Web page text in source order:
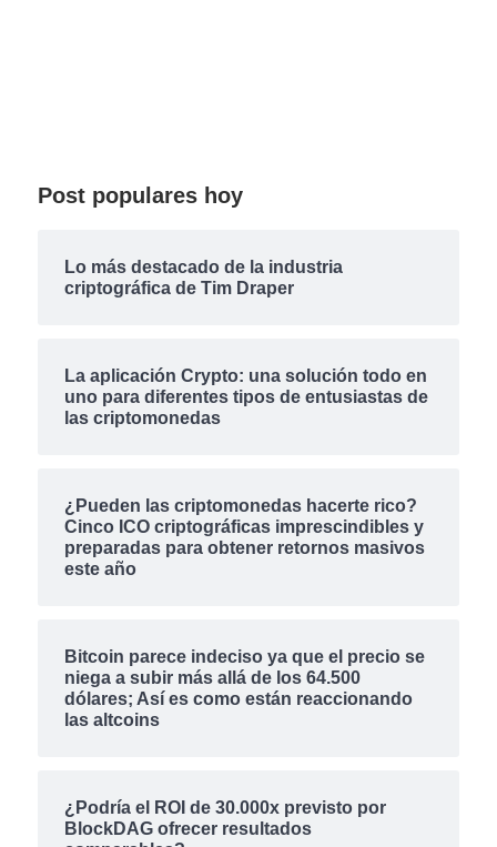
Post populares hoy
Lo más destacado de la industria
criptográfica de Tim Draper
La aplicación Crypto: una solución todo en
uno para diferentes tipos de entusiastas de
las criptomonedas
¿Pueden las criptomonedas hacerte rico?
Cinco ICO criptográficas imprescindibles y
preparadas para obtener retornos masivos
este año
Bitcoin parece indeciso ya que el precio se
niega a subir más allá de los 64.500
dólares; Así es como están reaccionando
las altcoins
¿Podría el ROI de 30.000x previsto por
BlockDAG ofrecer resultados